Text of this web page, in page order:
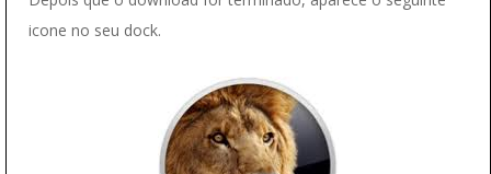
icone no seu dock.